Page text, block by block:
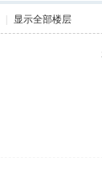
显示全部楼层